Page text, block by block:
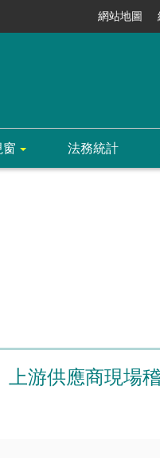
網站地圖
窗 法務統計
游供應商現場